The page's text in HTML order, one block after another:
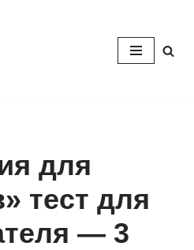
для
тест для
— 3